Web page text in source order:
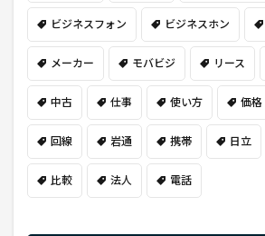
ビジネスフォン ビジネスホン
メーカー モバビジ リース
中古 仕事 使い方 価格
回線 岩通 携帯 日立
比較 法人 電話